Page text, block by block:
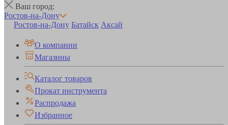
Ваш город:
Ростов-на-Дону
Ростов-на-Дону Батайск Аксай
О компании
Магазины
Каталог товаров
Прокат инструмента
Распродажа
Избранное